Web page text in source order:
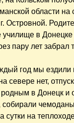
области на
Островной.
в
пару лет забрал
год мы
севере нет,
в Донецк и
сутки на